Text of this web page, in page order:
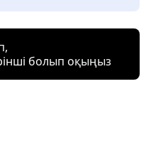
болып оқыңыз